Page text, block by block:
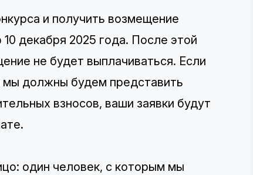
и получить возмещение
декабря 2025 года. После этой
не будет выплачиваться. Если
мы должны будем представить
взносов, ваши заявки будут
один человек, с которым мы